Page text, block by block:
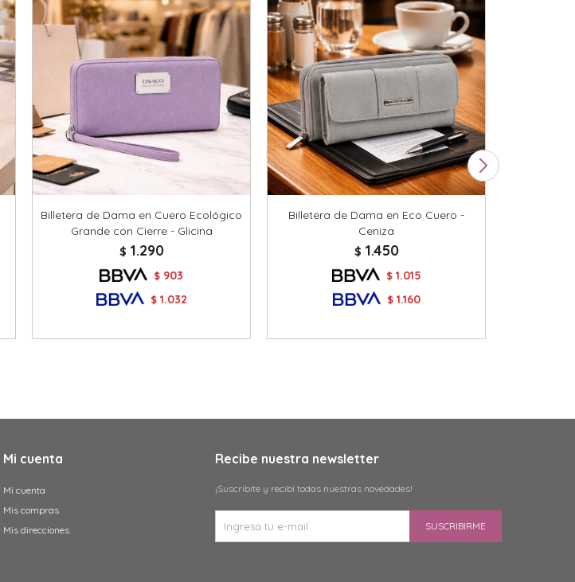
Billetera de Dama en Cuero Ecológico
Grande con Cierre - Glicina
$ 1.290
$ 903
$ 1.032
Billetera de Dama en Eco Cuero -
Ceniza
$ 1.450
$ 1.015
$ 1.160
Mi cuenta
Mi cuenta
Mis compras
Mis direcciones
Recibe nuestra newsletter
¡Suscribite y recibí todas nuestras novedades!
SUSCRIBIRME